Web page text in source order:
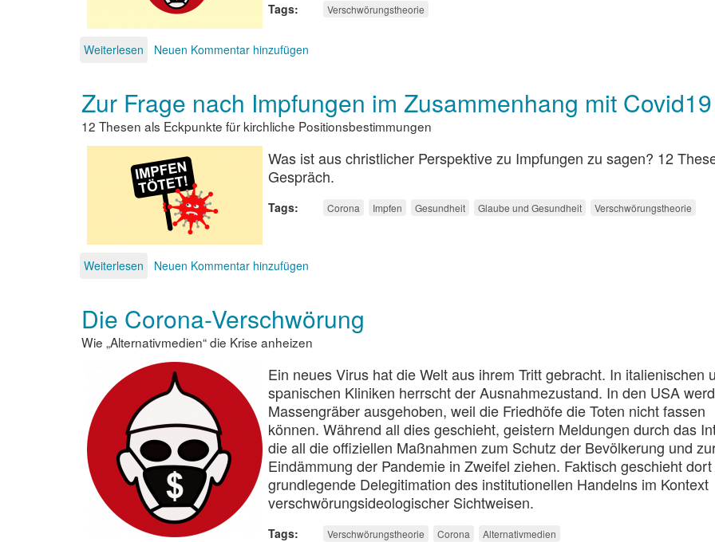
Tags Verschwörungstheorie
Weiterlesen über
eine
Verschwörungsideologie
Neuen Kommentar hinzufügen
Zur Frage nach Impfungen im Zusammenhang mit Covid19
12 Thesen als Eckpunkte für kirchliche Positionsbestimmungen
Was ist aus christlicher Perspektive zu Impfungen zu sagen? 12
Gespräch.
Tags Corona Impfen Gesundheit Glaube und Gesundheit Verschwörungstheorie
Weiterlesen über
nach
Impfungen
im
mit
Covid19
Neuen Kommentar hinzufügen
Die Corona-Verschwörung
Wie „Alternativmedien“ die Krise anheizen
Ein neues Virus hat die Welt aus ihrem Tritt gebracht. In italienischen
spanischen Kliniken herrscht der Ausnahmezustand. In den USA
Massengräber ausgehoben, weil die Friedhöfe die Toten nicht fassen
können. Während all dies geschieht, geistern Meldungen durch das
die all die offiziellen Maßnahmen zum Schutz der Bevölkerung und
Eindämmung der Pandemie in Zweifel ziehen. Faktisch geschieht
grundlegende Delegitimation des institutionellen Handelns im Kontext
verschwörungsideologischer Sichtweisen.
Tags Verschwörungstheorie Corona Alternativmedien